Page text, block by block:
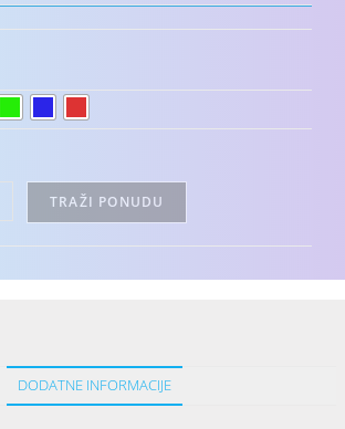
TRAŽI PONUDU
DODATNE INFORMACIJE